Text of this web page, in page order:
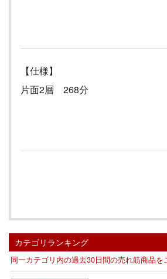
【仕様】
片面2層 268分
カテゴリランキング
同一カテゴリ内の過去30日間の売れ筋商品を